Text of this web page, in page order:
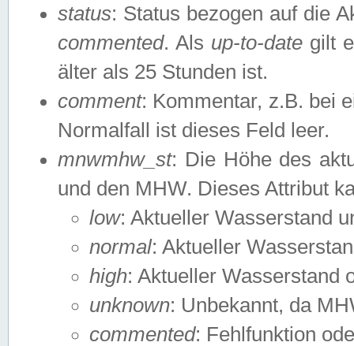
status: Status bezogen auf die
commented. Als up-to-date gilt
älter als 25 Stunden ist.
comment: Kommentar, z.B. bei
Normalfall ist dieses Feld leer.
mnwmhw_st: Die Höhe des
und den MHW. Dieses Attribut
low: Aktueller Wasserstand
normal: Aktueller
high: Aktueller Wasserstand
unknown: Unbekannt, da
commented: Fehlfunktion